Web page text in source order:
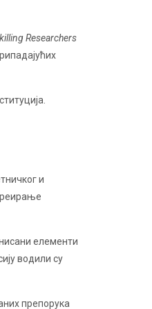
Researchers
и
елементи
водили су
препорука